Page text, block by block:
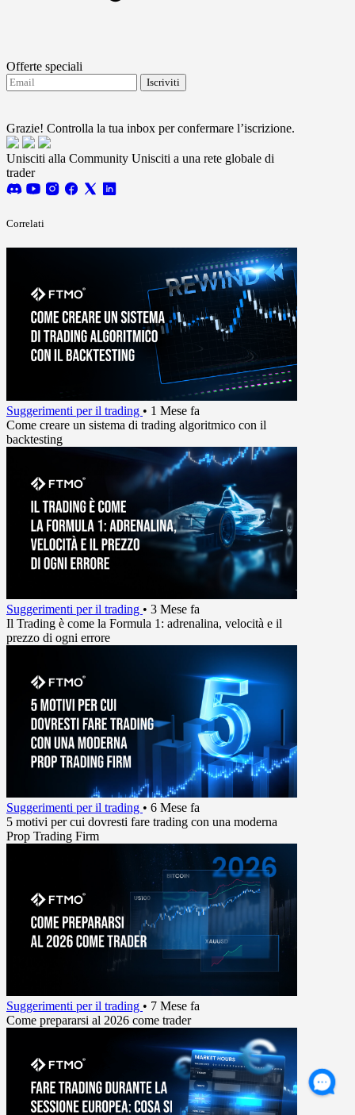
Offerte speciali
Iscriviti
Grazie! Controlla la tua inbox per confermare l’iscrizione.
Unisciti alla Community Unisciti a una rete globale di
trader
Correlati
Suggerimenti per il trading • 1 Mese fa
Come creare un sistema di trading algoritmico con il
backtesting
Suggerimenti per il trading • 3 Mese fa
Il Trading è come la Formula 1: adrenalina, velocità e il
prezzo di ogni errore
Suggerimenti per il trading • 6 Mese fa
5 motivi per cui dovresti fare trading con una moderna
Prop Trading Firm
Suggerimenti per il trading • 7 Mese fa
Come prepararsi al 2026 come trader